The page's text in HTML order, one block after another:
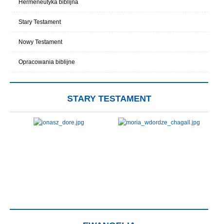
Hermeneutyka biblijna
Stary Testament
Nowy Testament
Opracowania biblijne
STARY TESTAMENT